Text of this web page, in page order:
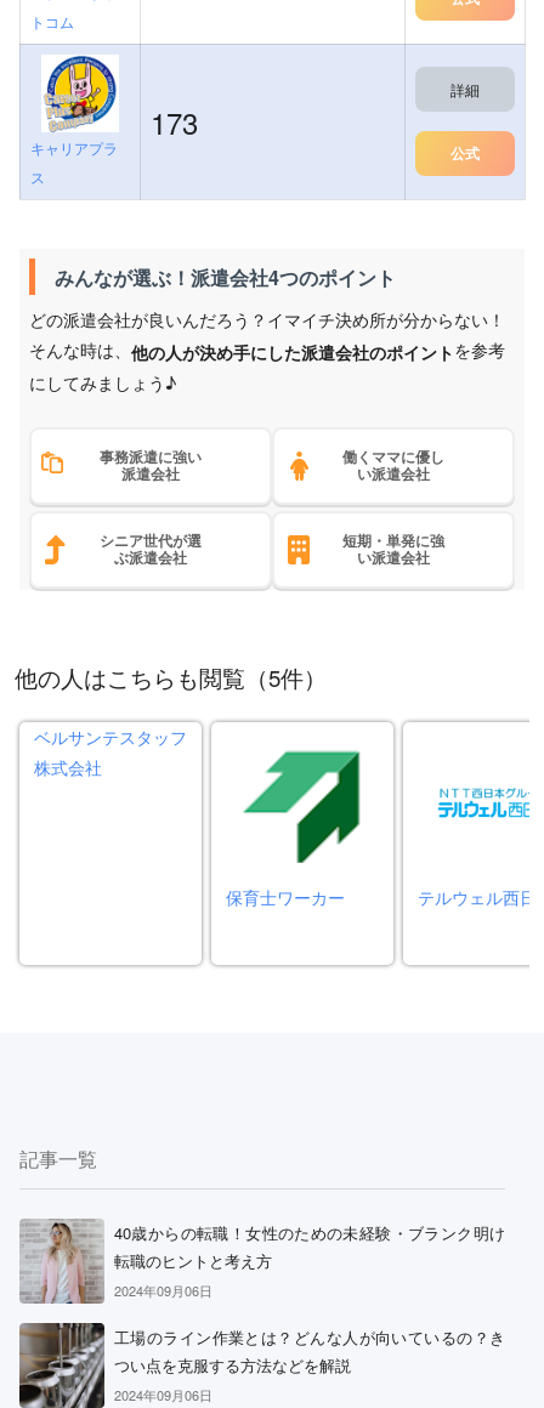
トコム
キャリアプラ
ス
173
詳細
公式
みんなが選ぶ！派遣会社4つのポイント
どの派遣会社が良いんだろう？イマイチ決め所が分からない！
そんな時は、 他の人が決め手にした派遣会社のポイントを参考
にしてみましょう♪
事務派遣に強い
派遣会社
働くママに優し
い派遣会社
シニア世代が選
ぶ派遣会社
短期・単発に強
い派遣会社
他の人はこちらも閲覧（5件）
ベルサンテスタッフ
株式会社
保育士ワーカー テルウェル西日
記事一覧
40歳からの転職！女性のための未経験・ブランク明け
転職のヒントと考え方
2024年09月06日
工場のライン作業とは？どんな人が向いているの？き
つい点を克服する方法などを解説
2024年09月06日